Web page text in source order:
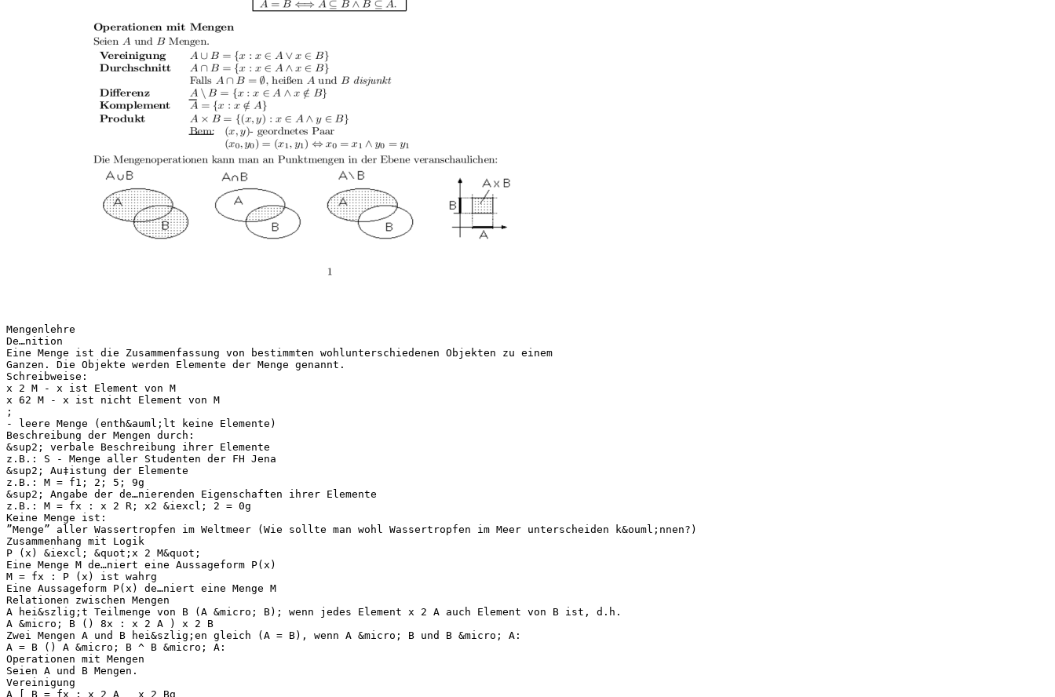
Mengenlehre
De…nition
Eine Menge ist die Zusammenfassung von bestimmten wohlunterschiedenen Objekten zu einem
Ganzen. Die Objekte werden Elemente der Menge genannt.
Schreibweise:
x 2 M - x ist Element von M
x 62 M - x ist nicht Element von M
;
- leere Menge (enth&auml;lt keine Elemente)
Beschreibung der Mengen durch:
&sup2; verbale Beschreibung ihrer Elemente
z.B.: S - Menge aller Studenten der FH Jena
&sup2; Au‡istung der Elemente
z.B.: M = f1; 2; 5; 9g
&sup2; Angabe der de…nierenden Eigenschaften ihrer Elemente
z.B.: M = fx : x 2 R; x2 &iexcl; 2 = 0g
Keine Menge ist:
”Menge” aller Wassertropfen im Weltmeer (Wie sollte man wohl Wassertropfen im Meer unterscheiden k&ouml;nnen?)
Zusammenhang mit Logik
P (x) &iexcl; &quot;x 2 M&quot;
Eine Menge M de…niert eine Aussageform P(x)
M = fx : P (x) ist wahrg
Eine Aussageform P(x) de…niert eine Menge M
Relationen zwischen Mengen
A hei&szlig;t Teilmenge von B (A &micro; B); wenn jedes Element x 2 A auch Element von B ist, d.h.
A &micro; B () 8x : x 2 A ) x 2 B
Zwei Mengen A und B hei&szlig;en gleich (A = B), wenn A &micro; B und B &micro; A:
A = B () A &micro; B ^ B &micro; A:
Operationen mit Mengen
Seien A und B Mengen.
Vereinigung
A [ B = fx : x 2 A _ x 2 Bg